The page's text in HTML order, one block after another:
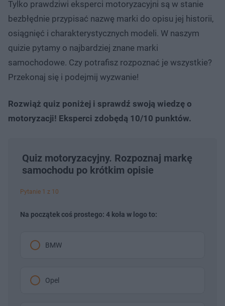
Tylko prawdziwi eksperci motoryzacyjni są w stanie
bezbłędnie przypisać nazwę marki do opisu jej historii,
osiągnięć i charakterystycznych modeli. W naszym
quizie pytamy o najbardziej znane marki
samochodowe. Czy potrafisz rozpoznać je wszystkie?
Przekonaj się i podejmij wyzwanie!
Rozwiąż quiz poniżej i sprawdź swoją wiedzę o
motoryzacji! Eksperci zdobędą 10/10 punktów.
Quiz motoryzacyjny. Rozpoznaj markę
samochodu po krótkim opisie
Pytanie 1 z 10
Na początek coś prostego: 4 koła w logo to:
BMW
Opel